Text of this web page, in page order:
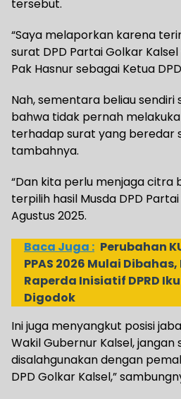
tersebut.
“Saya melaporkan karena
surat DPD Partai Golkar
Pak Hasnur sebagai Ketua
Nah, sementara beliau sendiri
bahwa tidak pernah
terhadap surat yang beredar
tambahnya.
“Dan kita perlu menjaga citra
terpilih hasil Musda DPD
Agustus 2025.
Baca Juga : Perubahan
PPAS 2026 Mulai
Raperda Inisiatif DPRD
Digodok
Ini juga menyangkut posisi
Wakil Gubernur Kalsel, jangan
disalahgunakan dengan
DPD Golkar Kalsel,”